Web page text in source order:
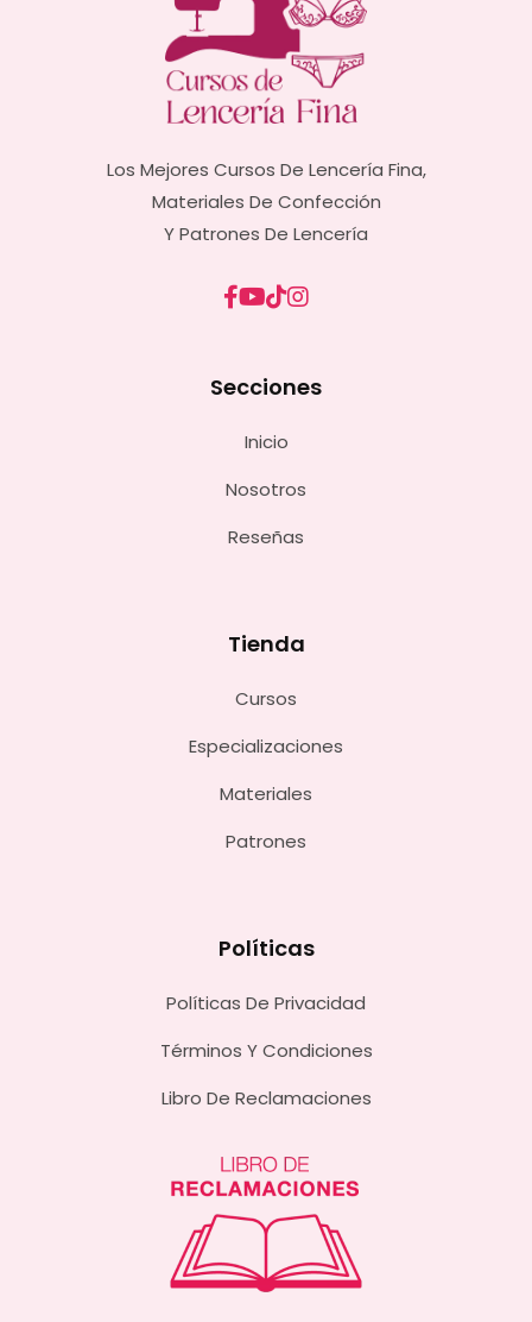
Los Mejores Cursos De Lencería Fina,
Materiales De Confección
Y Patrones De Lencería
Secciones
Inicio
Nosotros
Reseñas
Tienda
Cursos
Especializaciones
Materiales
Patrones
Políticas
Políticas De Privacidad
Términos Y Condiciones
Libro De Reclamaciones